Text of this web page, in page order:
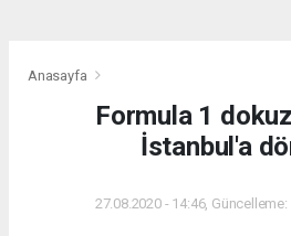
Anasayfa
Formula 1
İstanbul'a
27.08.2020 - 14:46,